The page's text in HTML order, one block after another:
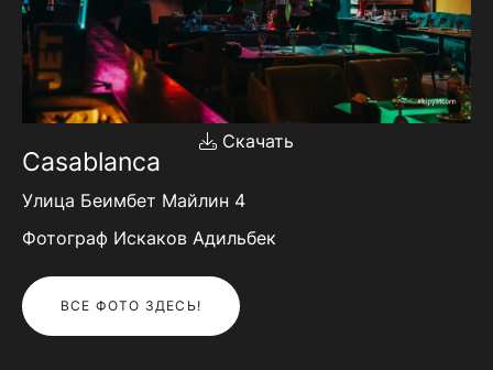
Скачать
Casablanca
Улица Беимбет Майлин 4
Фотограф Искаков Адильбек
ВСЕ ФОТО ЗДЕСЬ!